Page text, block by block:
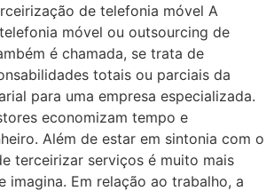
de telefonia móvel A
móvel ou outsourcing de
é chamada, se trata de
totais ou parciais da
para uma empresa especializada.
economizam tempo e
Além de estar em sintonia com o
terceirizar serviços é muito mais
imagina. Em relação ao trabalho, a